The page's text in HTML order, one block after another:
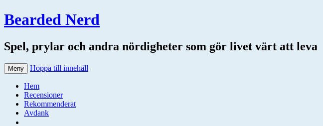
Bearded Nerd
Spel, prylar och andra nördigheter som gör livet värt att leva
Meny Hoppa till innehåll
Hem
Recensioner
Rekommenderat
Avdank